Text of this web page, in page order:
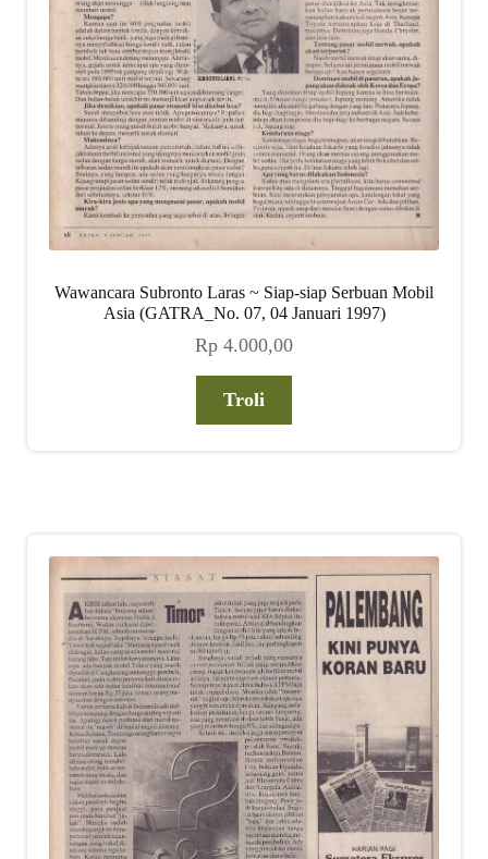
Wawancara Subronto Laras ~ Siap-siap Serbuan Mobil
Asia (GATRA_No. 07, 04 Januari 1997)
Rp 4.000,00
Troli